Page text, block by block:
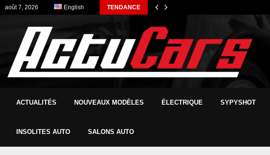
août 7, 2026 English TENDANCE
ACTUALITÉS NOUVEAUX MODÈLES ÉLECTRIQUE SYPYSHOT
INSOLITES AUTO SALONS AUTO